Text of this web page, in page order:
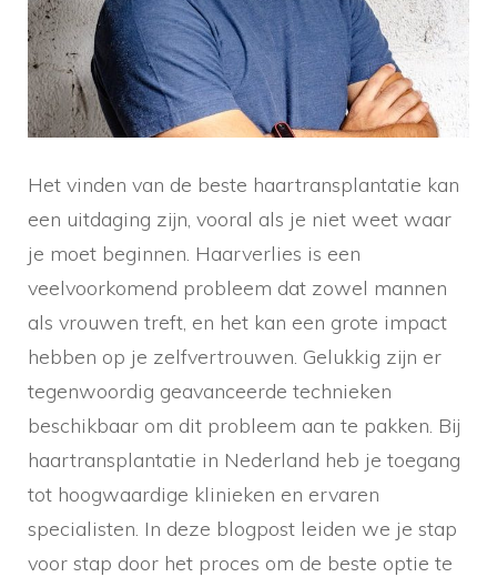
Het vinden van de beste haartransplantatie kan
een uitdaging zijn, vooral als je niet weet waar
je moet beginnen. Haarverlies is een
veelvoorkomend probleem dat zowel mannen
als vrouwen treft, en het kan een grote impact
hebben op je zelfvertrouwen. Gelukkig zijn er
tegenwoordig geavanceerde technieken
beschikbaar om dit probleem aan te pakken. Bij
haartransplantatie in Nederland heb je toegang
tot hoogwaardige klinieken en ervaren
specialisten. In deze blogpost leiden we je stap
voor stap door het proces om de beste optie te